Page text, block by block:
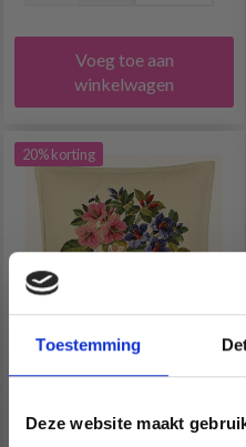
Toestemming
Deze website maakt
Voeg toe aan
winkelwagen
20% korting